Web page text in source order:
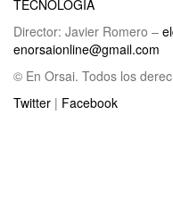
TECNOLOGÍA
Director: Javier Romero –
enorsaionline@gmail.com
© En Orsai. Todos los
Twitter | Facebook